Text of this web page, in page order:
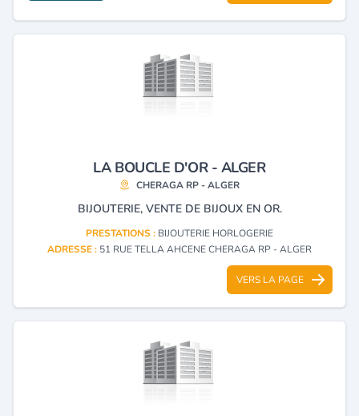
LA BOUCLE D'OR - ALGER
CHERAGA RP - ALGER
BIJOUTERIE, VENTE DE BIJOUX EN OR.
PRESTATIONS : BIJOUTERIE HORLOGERIE
ADRESSE : 51 RUE TELLA AHCENE CHERAGA RP - ALGER
VERS LA PAGE